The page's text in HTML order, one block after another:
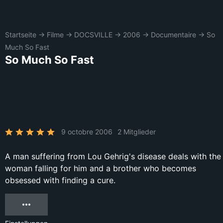
Startseite → Filme → DOCSVILLE → 2006 → Documentaire → So
Much So Fast
So Much So Fast
9 octobre 2006 2 Mitglieder
A man suffering from Lou Gehrig's disease deals with the
woman falling for him and a brother who becomes
obsessed with finding a cure.